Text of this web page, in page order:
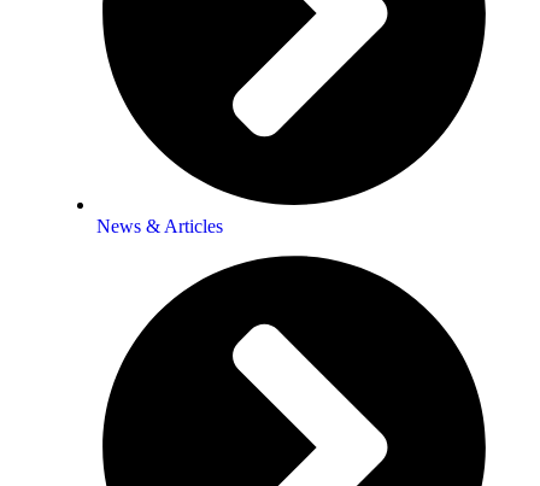
News & Articles